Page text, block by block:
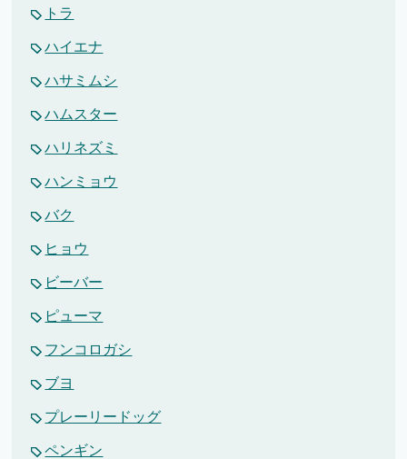
トラ
ハイエナ
ハサミムシ
ハムスター
ハリネズミ
ハンミョウ
バク
ヒョウ
ビーバー
ピューマ
フンコロガシ
ブヨ
プレーリードッグ
ペンギン